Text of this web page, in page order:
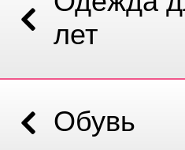
лет
Обувь